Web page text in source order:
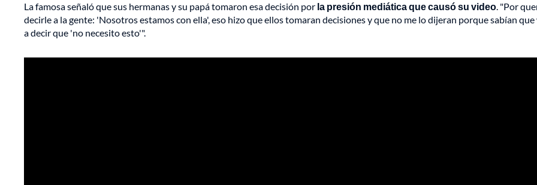
La famosa señaló que sus hermanas y su papá tomaron esa decisión por la presión mediática que causó su video. "Por
decirle a la gente: 'Nosotros estamos con ella', eso hizo que ellos tomaran decisiones y que no me lo dijeran porque sabían que
a decir que 'no necesito esto'".